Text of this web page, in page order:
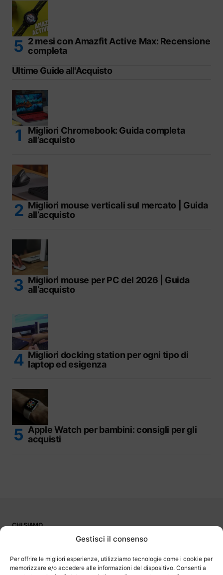
Gestisci il consenso
Per offrire le migliori esperienze, utilizziamo tecnologie come i cookie per
memorizzare e/o accedere alle informazioni del dispositivo. Consenti a
2 mesi con Amazfit Active Max: Recensione
completa
Ultime Guide all'Acquisto
Migliori Chromebook: Guida completa
all’acquisto
Migliori mouse verticali sul mercato | Guida
all’acquisto
Migliori mouse per PC del 2026 | Guida
all’acquisto
Migliori docking station per ogni tipo di
laptop ed esigenza
Apple Watch per bambini: consigli per gli
acquisti
CHI SIAMO